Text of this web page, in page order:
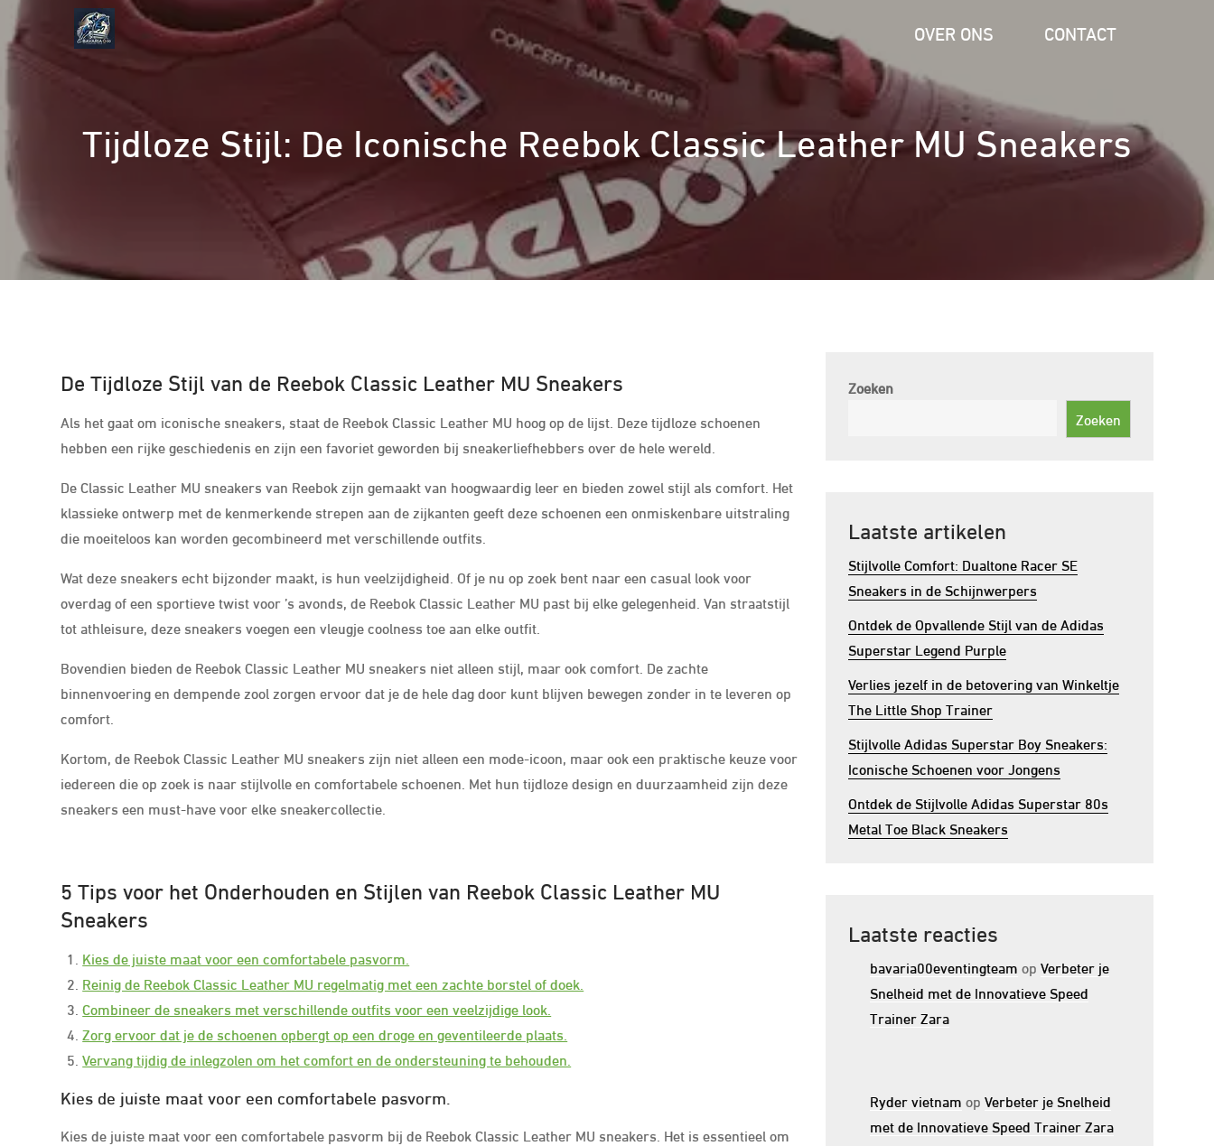
Naar
de
OVER ONS CONTACT
Tijdloze Stijl: De Iconische Reebok Classic Leather MU Sneakers
De Tijdloze Stijl van de Reebok Classic Leather MU Sneakers
Als het gaat om iconische sneakers, staat de Reebok Classic Leather MU hoog op de lijst. Deze tijdloze schoenen
hebben een rijke geschiedenis en zijn een favoriet geworden bij sneakerliefhebbers over de hele wereld.
De Classic Leather MU sneakers van Reebok zijn gemaakt van hoogwaardig leer en bieden zowel stijl als comfort. Het
klassieke ontwerp met de kenmerkende strepen aan de zijkanten geeft deze schoenen een onmiskenbare uitstraling
die moeiteloos kan worden gecombineerd met verschillende outfits.
Wat deze sneakers echt bijzonder maakt, is hun veelzijdigheid. Of je nu op zoek bent naar een casual look voor
overdag of een sportieve twist voor ’s avonds, de Reebok Classic Leather MU past bij elke gelegenheid. Van straatstijl
tot athleisure, deze sneakers voegen een vleugje coolness toe aan elke outfit.
Bovendien bieden de Reebok Classic Leather MU sneakers niet alleen stijl, maar ook comfort. De zachte
binnenvoering en dempende zool zorgen ervoor dat je de hele dag door kunt blijven bewegen zonder in te leveren op
comfort.
Kortom, de Reebok Classic Leather MU sneakers zijn niet alleen een mode-icoon, maar ook een praktische keuze voor
iedereen die op zoek is naar stijlvolle en comfortabele schoenen. Met hun tijdloze design en duurzaamheid zijn deze
sneakers een must-have voor elke sneakercollectie.
5 Tips voor het Onderhouden en Stijlen van Reebok Classic Leather MU
Sneakers
Kies de juiste maat voor een comfortabele pasvorm.
Reinig de Reebok Classic Leather MU regelmatig met een zachte borstel of doek.
Combineer de sneakers met verschillende outfits voor een veelzijdige look.
Zorg ervoor dat je de schoenen opbergt op een droge en geventileerde plaats.
Vervang tijdig de inlegzolen om het comfort en de ondersteuning te behouden.
Kies de juiste maat voor een comfortabele pasvorm.
Kies de juiste maat voor een comfortabele pasvorm bij de Reebok Classic Leather MU sneakers. Het is essentieel om
Zoeken
Zoeken
Laatste artikelen
Stijlvolle Comfort: Dualtone Racer SE
Sneakers in de Schijnwerpers
Ontdek de Opvallende Stijl van de Adidas
Superstar Legend Purple
Verlies jezelf in de betovering van Winkeltje
The Little Shop Trainer
Stijlvolle Adidas Superstar Boy Sneakers:
Iconische Schoenen voor Jongens
Ontdek de Stijlvolle Adidas Superstar 80s
Metal Toe Black Sneakers
Laatste reacties
bavaria00eventingteam op Verbeter je
Snelheid met de Innovatieve Speed
Trainer Zara
Ryder vietnam op Verbeter je Snelheid
met de Innovatieve Speed Trainer Zara